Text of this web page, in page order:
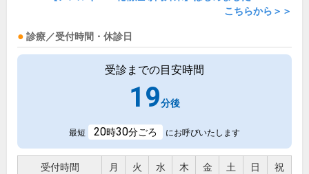
こちらから＞＞
診療／受付時間・休診日
受診までの目安時間
19分後
最短 20時30分ごろ にお呼びいたします
受付時間 月 火 水 木 金 土 日 祝